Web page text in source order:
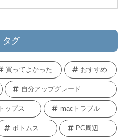
タグ
買ってよかった おすすめ
自分アップグレード
トップス macトラブル
ボトムス PC周辺